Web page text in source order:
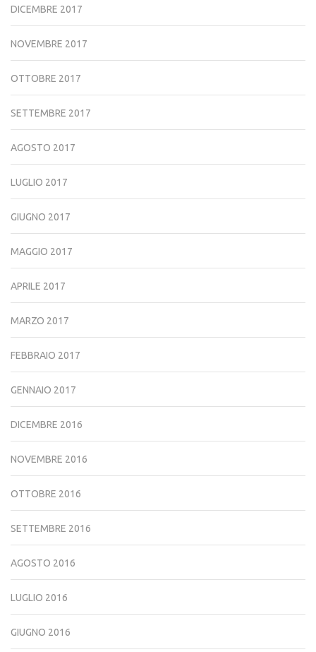
DICEMBRE 2017
NOVEMBRE 2017
OTTOBRE 2017
SETTEMBRE 2017
AGOSTO 2017
LUGLIO 2017
GIUGNO 2017
MAGGIO 2017
APRILE 2017
MARZO 2017
FEBBRAIO 2017
GENNAIO 2017
DICEMBRE 2016
NOVEMBRE 2016
OTTOBRE 2016
SETTEMBRE 2016
AGOSTO 2016
LUGLIO 2016
GIUGNO 2016